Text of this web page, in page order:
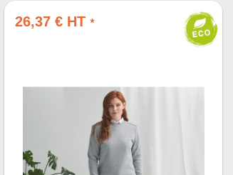
26,37 € HT *